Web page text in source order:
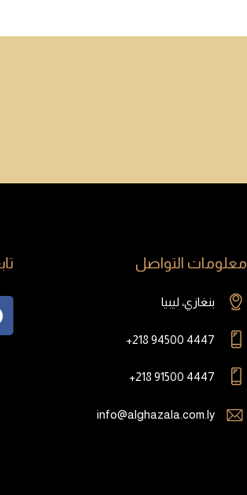
معلومات التواصل
بنغازي، ليبيا
+218 94500 4447
+218 91500 4447
info@alghazala.com.ly